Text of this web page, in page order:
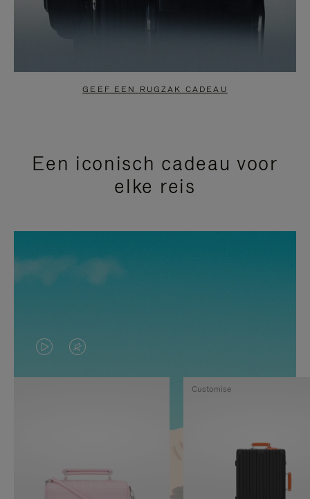
GEEF EEN RUGZAK CADEAU
Een iconisch cadeau voor
elke reis
VIDEO
IS
GEPAUZEERD,
OP
HET
GELUID
Customise